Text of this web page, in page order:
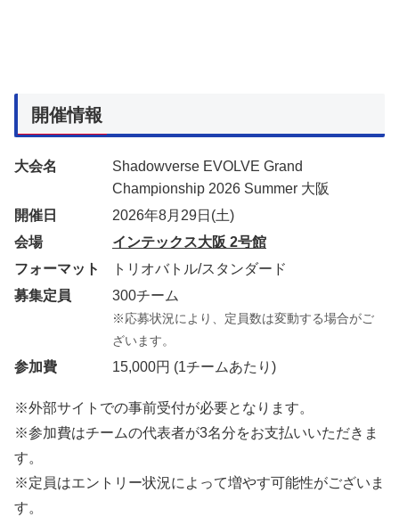
開催情報
大会名
Shadowverse EVOLVE Grand
Championship 2026 Summer 大阪
開催日
2026年8月29日(土)
会場
インテックス大阪 2号館
フォーマット
トリオバトル/スタンダード
募集定員
300チーム
※応募状況により、定員数は変動する場合がご
ざいます。
参加費 15,000円 (1チームあたり)
※外部サイトでの事前受付が必要となります。
※参加費はチームの代表者が3名分をお支払いいただきま
す。
※定員はエントリー状況によって増やす可能性がございま
す。